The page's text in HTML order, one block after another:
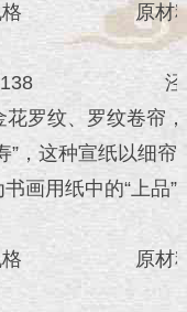
原材
罗纹、罗纹卷帘
”，这种宣纸以细帘
画用纸中的“上品”
原材